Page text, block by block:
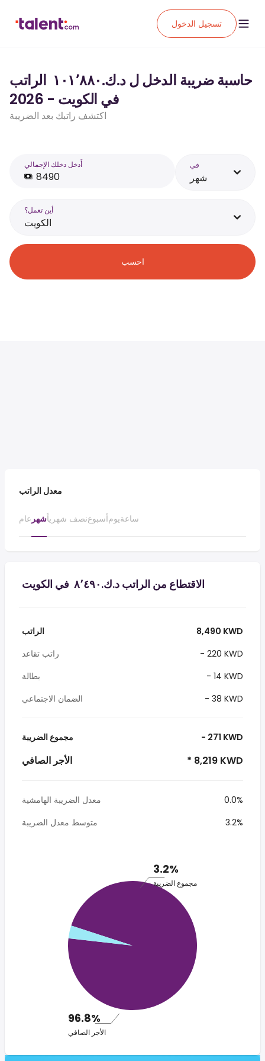
تسجيل الدخول
حاسبة ضريبة الدخل ل د.ك.‏١٠١٬٨٨٠ ‏ الراتب
في الكويت - 2026
اكتشف راتبك بعد الضريبة
أَدخل دخلك الإجمالي في
شهر
أين تعمل؟
الكويت
احسب
معدل الراتب
عام شهرنصف شهرياًأسبوعيومساعة
الاقتطاع من الراتب د.ك.‏٨٬٤٩٠ ‏ في الكويت
الراتب
8,490 KWD
راتب تقاعد
- 220 KWD
بطالة
- 14 KWD
الضمان الاجتماعي
- 38 KWD
مجموع الضريبة - 271 KWD
الأجر الصافي * 8,219 KWD
معدل الضريبة الهامشية
0.0%
متوسط معدل الضريبة
3.2%
3.2%
مجموع الضريبة
96.8%
الأجر الصافي